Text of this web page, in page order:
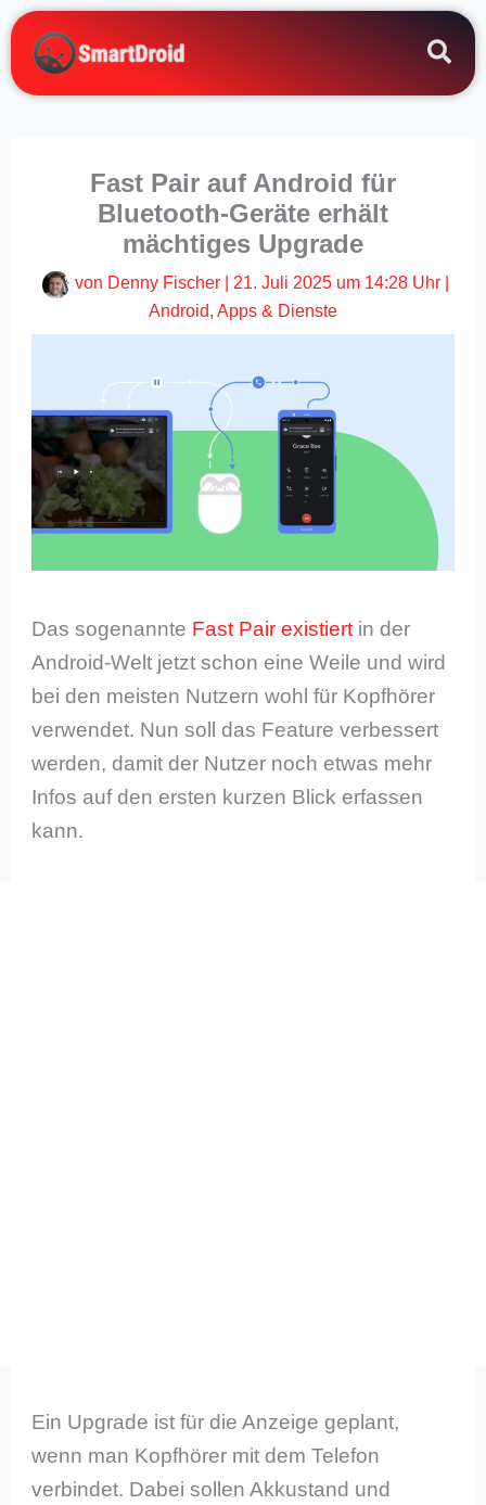
Zum
Inhalt
springen
Fast Pair auf Android für
Bluetooth-Geräte erhält
mächtiges Upgrade
von Denny Fischer 21. Juli 2025 um 14:28 Uhr
Android, Apps & Dienste
Das sogenannte Fast Pair existiertin der
Android-Welt jetzt schon eine Weile und wird
bei den meisten Nutzern wohl für Kopfhörer
verwendet. Nun soll das Feature verbessert
werden, damit der Nutzer noch etwas mehr
Infos auf den ersten kurzen Blick erfassen
kann.
Ein Upgrade ist für die Anzeige geplant,
wenn man Kopfhörer mit dem Telefon
verbindet. Dabei sollen Akkustand und